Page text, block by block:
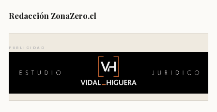
Redacción ZonaZero.cl
PUBLICIDAD